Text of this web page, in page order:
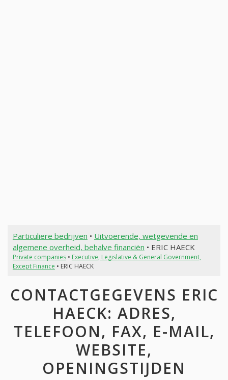
Particuliere bedrijven • Uitvoerende, wetgevende en
algemene overheid, behalve financiën • ERIC HAECK
Private companies• Executive, Legislative & General Government,
Except Finance • ERIC HAECK
CONTACTGEGEVENS ERIC
HAECK: ADRES,
TELEFOON, FAX, E-MAIL,
WEBSITE,
OPENINGSTIJDEN